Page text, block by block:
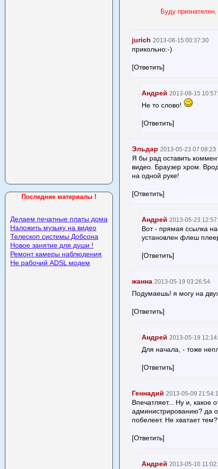
Последние материалы !
Делаем печатные платы дома
Наложить музыку на видео
Телескоп системы Добсона
Новое занятие для души !
Ремонт камеры наблюдения
Не рабочий ADSL модем
Буду
jurich 2013-08-15 00:37:30
прикольно:-)
[Ответить]
Андрей 2013-08-15
Не то слово!
[Ответить]
Эльдар 2013-05-23 07:08:23
Я бы рад оставить
видео. Браузер хром.
на одной руке!
[Ответить]
Андрей 2013-05-23
Вот - прямая ссылка
установлен флеш
[Ответить]
жанна 2013-05-19 03:26:54
Подумаешь! я могу на
[Ответить]
Андрей 2013-05-19
Для начала, - тоже
[Ответить]
Геннадий 2013-05-09
Впечатляет... Ну и, какое
администрированию? да
побелеет. Не хватает
[Ответить]
Андрей 2013-05-10